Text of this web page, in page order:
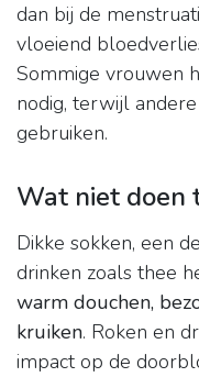
dan bij de
vloeiend
Sommige vrouwen
nodig, terwijl
gebruiken.
Wat niet doen
Dikke sokken, een
drinken zoals thee
warm douchen,
kruiken. Roken en
impact op de